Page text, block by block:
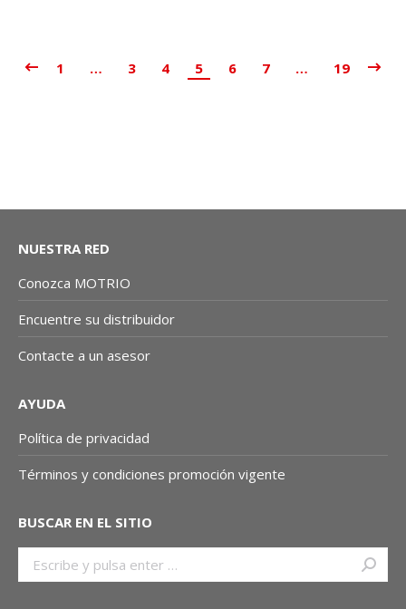
1 … 3 4 5 6 7 … 19
NUESTRA RED
Conozca MOTRIO
Encuentre su distribuidor
Contacte a un asesor
AYUDA
Política de privacidad
Términos y condiciones promoción vigente
BUSCAR EN EL SITIO